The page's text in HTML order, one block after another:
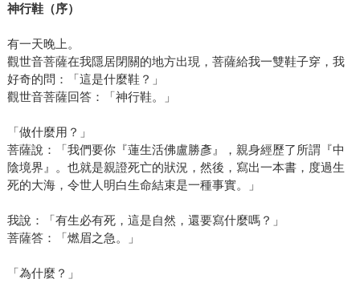
神行鞋（序）
有一天晚上。
觀世音菩薩在我隱居閉關的地方出現，菩薩給我一雙鞋子穿，我
好奇的問：「這是什麼鞋？」
觀世音菩薩回答：「神行鞋。」
「做什麼用？」
菩薩說：「我們要你『蓮生活佛盧勝彥』，親身經歷了所謂『中
陰境界』。也就是親證死亡的狀況，然後，寫出一本書，度過生
死的大海，令世人明白生命結束是一種事實。」
我說：「有生必有死，這是自然，還要寫什麼嗎？」
菩薩答：「燃眉之急。」
「為什麼？」